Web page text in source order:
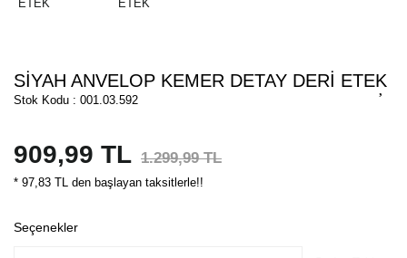
SİYAH ANVELOP KEMER DETAY DERİ ETEK
Stok Kodu : 001.03.592
909,99 TL 1.299,99 TL
* 97,83 TL den başlayan taksitlerle!!
Seçenekler